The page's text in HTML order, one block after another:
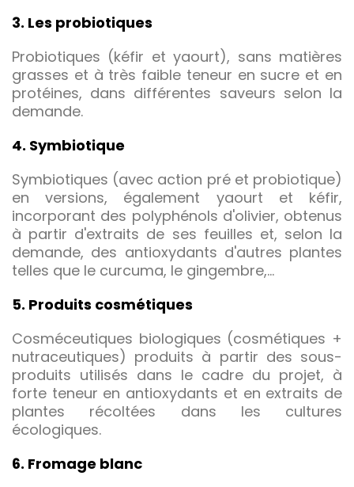
3. Les probiotiques
Probiotiques (kéfir et yaourt), sans matières
grasses et à très faible teneur en sucre et en
protéines, dans différentes saveurs selon la
demande.
4. Symbiotique
Symbiotiques (avec action pré et probiotique)
en versions, également yaourt et kéfir,
incorporant des polyphénols d'olivier, obtenus
à partir d'extraits de ses feuilles et, selon la
demande, des antioxydants d'autres plantes
telles que le curcuma, le gingembre,...
5. Produits cosmétiques
Cosméceutiques biologiques (cosmétiques +
nutraceutiques) produits à partir des sous-
produits utilisés dans le cadre du projet, à
forte teneur en antioxydants et en extraits de
plantes récoltées dans les cultures
écologiques.
6. Fromage blanc